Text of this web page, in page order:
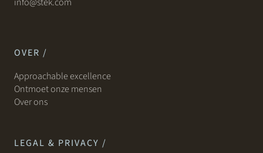
OVER /
Approachable excellence
Ontmoet onze mensen
Over ons
LEGAL & PRIVACY /